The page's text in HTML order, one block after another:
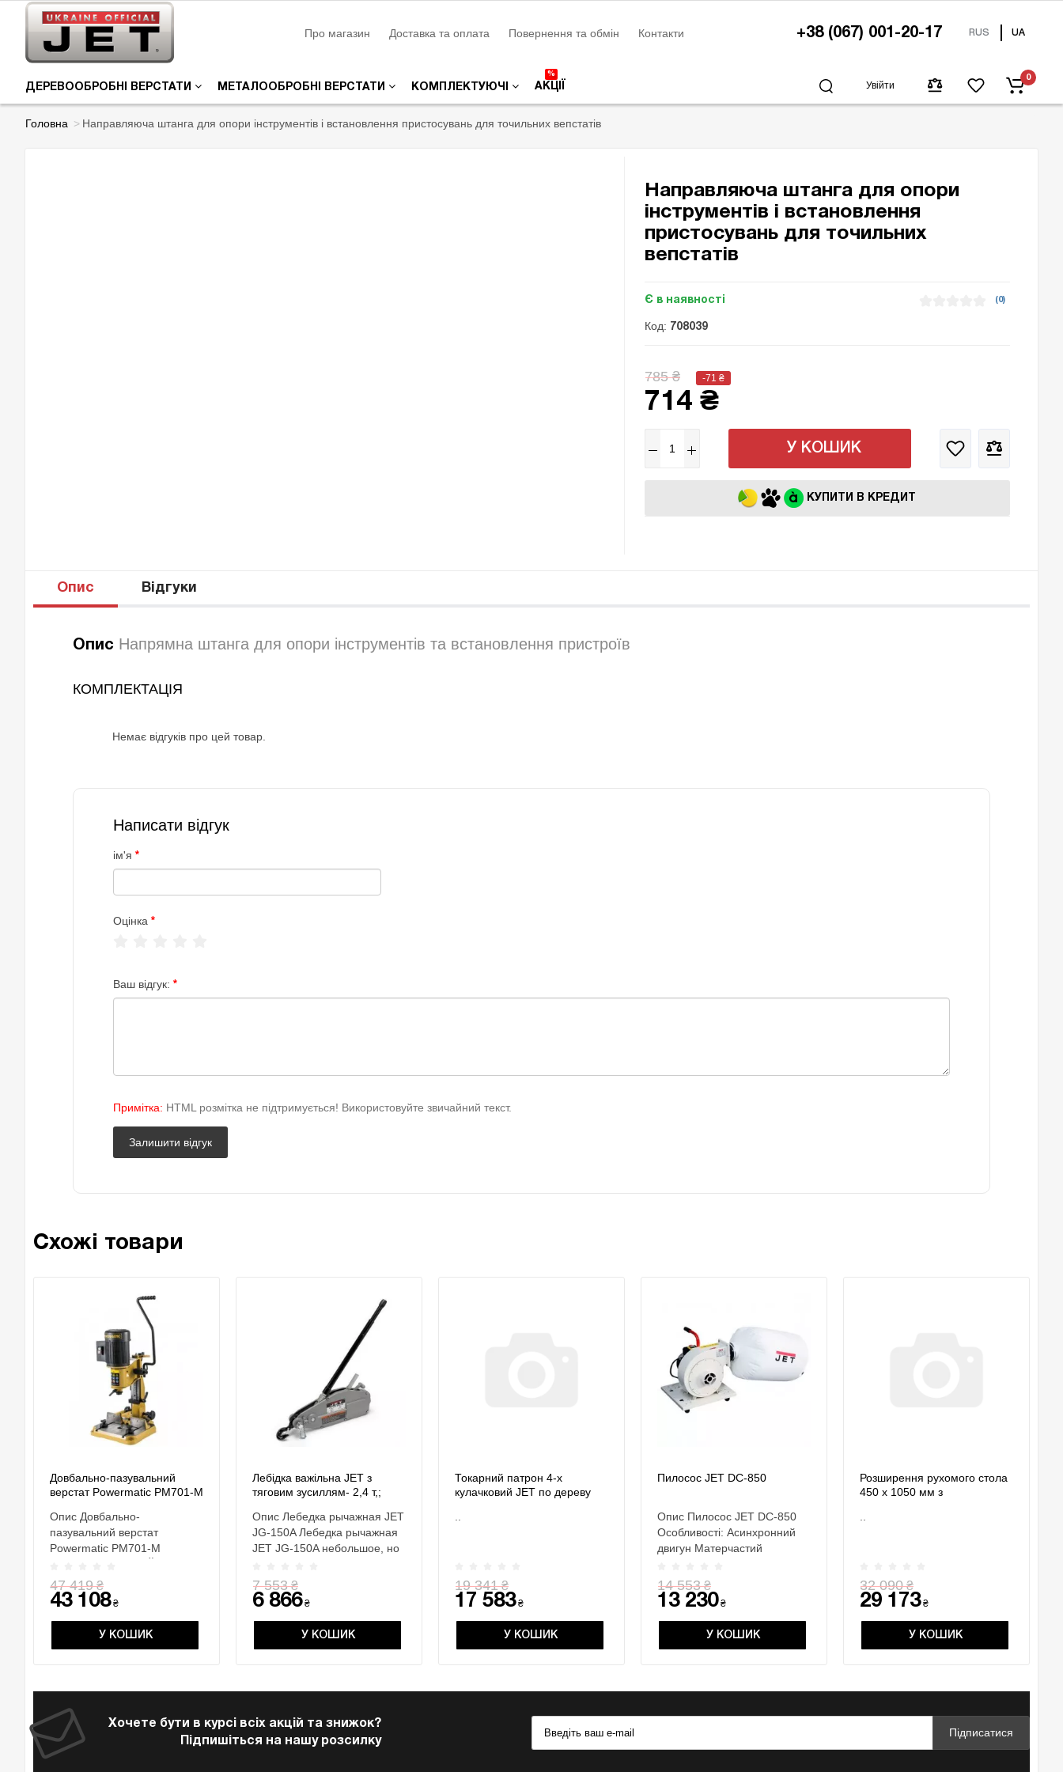
Про магазин Доставка та оплата Повернення та обмін Контакти +38 (067) 001-20-17 RUS UA
ДЕРЕВООБРОБНІ ВЕРСТАТИ МЕТАЛООБРОБНІ ВЕРСТАТИ КОМПЛЕКТУЮЧІ
%
АКЦІЇ Увійти
0
Головна Направляюча штанга для опори інструментів і встановлення пристосувань для точильних вепстатів
Направляюча штанга для опори
інструментів і встановлення
пристосувань для точильних
вепстатів
Є в наявності (0)
Код: 708039
785 ₴ -71 ₴
714 ₴
У КОШИК
КУПИТИ В КРЕДИТ
Опис Відгуки
Опис Напрямна штанга для опори інструментів та встановлення пристроїв
КОМПЛЕКТАЦІЯ
Немає відгуків про цей товар.
Написати відгук
ім'я
Оцінка
Ваш відгук:
Примітка: HTML розмітка не підтримується! Використовуйте звичайний текст.
Залишити відгук
Схожі товари
Довбально-пазувальний
верстат Powermatic PM701-M
Опис Довбально-
пазувальний верстат
Powermatic PM701-M
механізм по..
47 419₴
43 108₴
У КОШИК
Лебідка важільна JET з
тяговим зусиллям- 2,4 т,;
розм.- 545х 260х 90мм
Опис Лебедка рычажная JET
JG-150A Лебедка рычажная
JET JG-150A небольшое, но
7 553₴
6 866₴
У КОШИК
Токарний патрон 4-х
кулачковий JET по дереву
(комплект)
19 341₴
17 583₴
У КОШИК
Пилосос JET DC-850
Опис Пилосос JET DC-850
Особливості: Асинхронний
двигун Матерчастий
14 553₴
13 230₴
У КОШИК
Розширення рухомого стола
450 х 1050 мм з
2600
32 090₴
29 173₴
У КОШИК
Хочете бути в курсі всіх акцій та знижок?
Підпишіться на нашу розсилку
Підписатися